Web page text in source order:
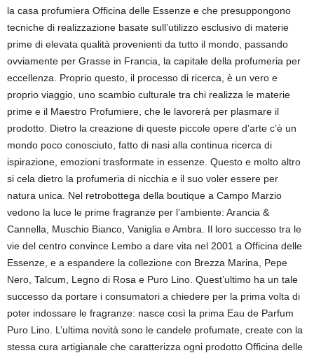
la casa profumiera Officina delle Essenze e che presuppongono
tecniche di realizzazione basate sull’utilizzo esclusivo di materie
prime di elevata qualità provenienti da tutto il mondo, passando
ovviamente per Grasse in Francia, la capitale della profumeria per
eccellenza. Proprio questo, il processo di ricerca, è un vero e
proprio viaggio, uno scambio culturale tra chi realizza le materie
prime e il Maestro Profumiere, che le lavorerà per plasmare il
prodotto. Dietro la creazione di queste piccole opere d’arte c’è un
mondo poco conosciuto, fatto di nasi alla continua ricerca di
ispirazione, emozioni trasformate in essenze. Questo e molto altro
si cela dietro la profumeria di nicchia e il suo voler essere per
natura unica. Nel retrobottega della boutique a Campo Marzio
vedono la luce le prime fragranze per l’ambiente: Arancia &
Cannella, Muschio Bianco, Vaniglia e Ambra. Il loro successo tra le
vie del centro convince Lembo a dare vita nel 2001 a Officina delle
Essenze, e a espandere la collezione con Brezza Marina, Pepe
Nero, Talcum, Legno di Rosa e Puro Lino. Quest’ultimo ha un tale
successo da portare i consumatori a chiedere per la prima volta di
poter indossare le fragranze: nasce così la prima Eau de Parfum
Puro Lino. L’ultima novità sono le candele profumate, create con la
stessa cura artigianale che caratterizza ogni prodotto Officina delle